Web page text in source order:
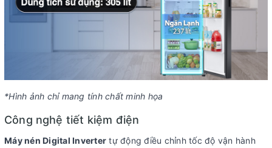
*Hình ảnh chỉ mang tính chất minh họa
Công nghệ tiết kiệm điện
Máy nén Digital Inverter tự động điều chỉnh tốc độ vận hành